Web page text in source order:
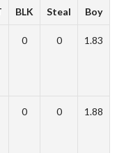
BLK Steal Boy
0 0 1.83
0 0 1.88